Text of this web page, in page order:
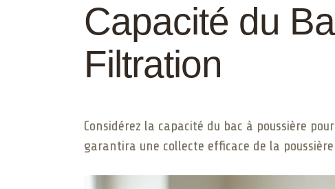
Capacité du
Filtration
Considérez la capacité du bac à poussière
garantira une collecte efficace de la